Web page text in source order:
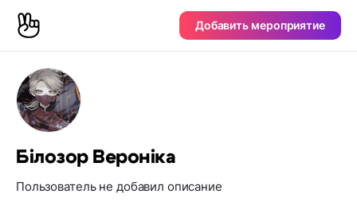
Добавить мероприятие
Білозор Вероніка
Пользователь не добавил описание